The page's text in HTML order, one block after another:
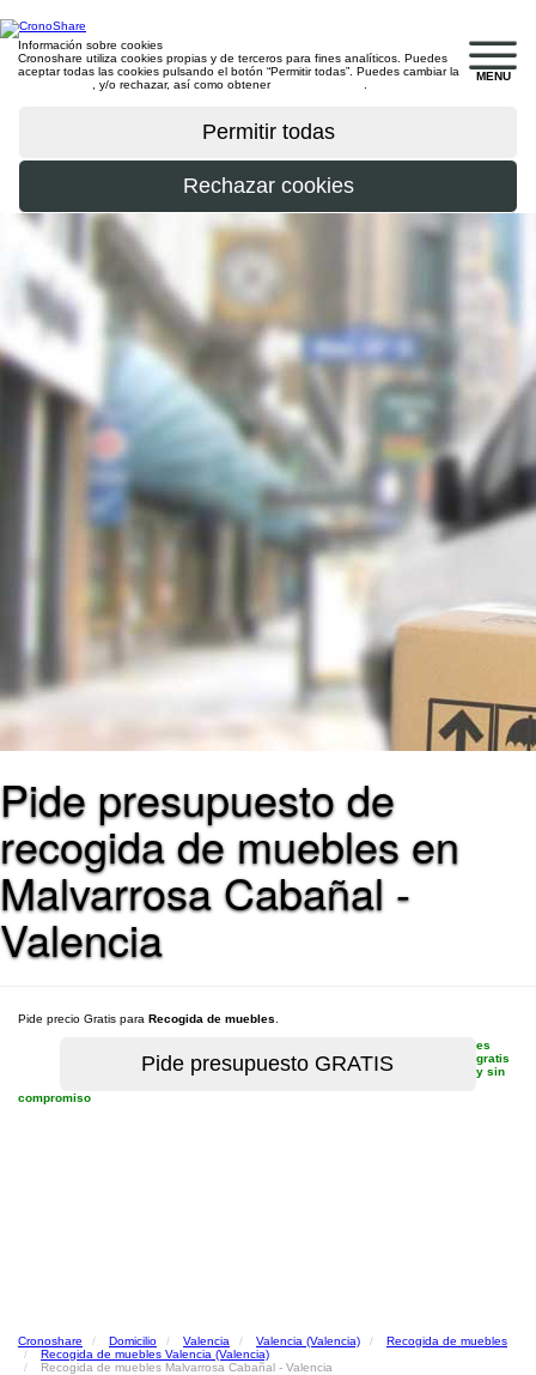
MENU
Información sobre cookies
Cronoshare utiliza cookies propias y de terceros para fines analíticos. Puedes
aceptar todas las cookies pulsando el botón “Permitir todas”. Puedes cambiar la
, y/o rechazar, así como obtener
Pide presupuesto de
recogida de muebles en
Malvarrosa Cabañal -
Valencia
Pide precio Gratis para Recogida de muebles
es
gratis
y sin
compromiso
Cronoshare Domicilio Valencia Valencia (Valencia)
Recogida de muebles
Recogida de muebles Valencia (Valencia)
Recogida de muebles Malvarrosa Cabañal - Valencia